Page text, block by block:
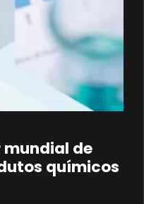
mundial de
químicos